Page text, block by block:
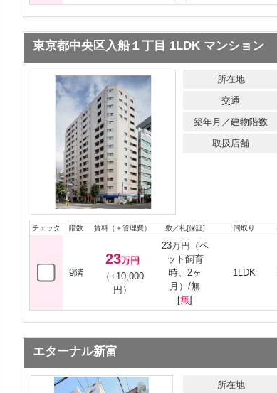
東京都中央区入船１丁目 1LDK マンション
所在地
交通
築年月／建物階数
取扱店舗
チェック 階数 賃料（＋管理費） 敷／礼[保証] 間取り
9階
23万円
（+10,000
円）
23万円（ペ
ット飼育
時、2ヶ
月）/無
[無]
1LDK
エターナル新富
所在地